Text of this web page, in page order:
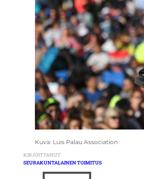
Kuva: Luis Palau Association
KIRJOITTANUT
SEURAKUNTALAINEN TOIMITUS